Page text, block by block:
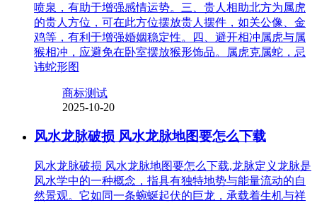
喷泉，有助于增强感情运势。三、贵人相助北方为属虎
的贵人方位，可在此方位摆放贵人摆件，如关公像、金
鸡等，有利于增强婚姻稳定性。四、避开相冲属虎与属
猴相冲，应避免在卧室摆放猴形饰品。属虎克属蛇，忌
讳蛇形图
商标测试
2025-10-20
风水龙脉破损 风水龙脉地图要怎么下载
风水龙脉破损 风水龙脉地图要怎么下载,龙脉定义龙脉是
风水学中的一种概念，指具有独特地势与能量流动的自
然景观。它如同一条蜿蜒起伏的巨龙，承载着生机与祥